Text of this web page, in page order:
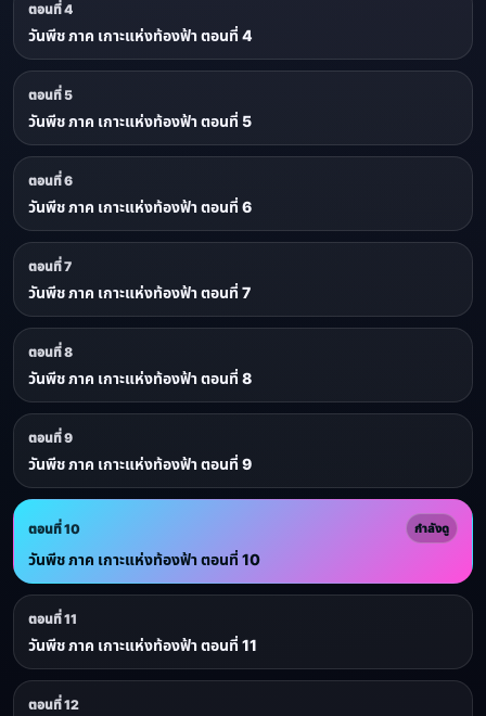
ตอนที่ 4
วันพีช ภาค เกาะแห่งท้องฟ้า ตอนที่ 4
ตอนที่ 5
วันพีช ภาค เกาะแห่งท้องฟ้า ตอนที่ 5
ตอนที่ 6
วันพีช ภาค เกาะแห่งท้องฟ้า ตอนที่ 6
ตอนที่ 7
วันพีช ภาค เกาะแห่งท้องฟ้า ตอนที่ 7
ตอนที่ 8
วันพีช ภาค เกาะแห่งท้องฟ้า ตอนที่ 8
ตอนที่ 9
วันพีช ภาค เกาะแห่งท้องฟ้า ตอนที่ 9
ตอนที่ 10 กำลังดู
วันพีช ภาค เกาะแห่งท้องฟ้า ตอนที่ 10
ตอนที่ 11
วันพีช ภาค เกาะแห่งท้องฟ้า ตอนที่ 11
ตอนที่ 12